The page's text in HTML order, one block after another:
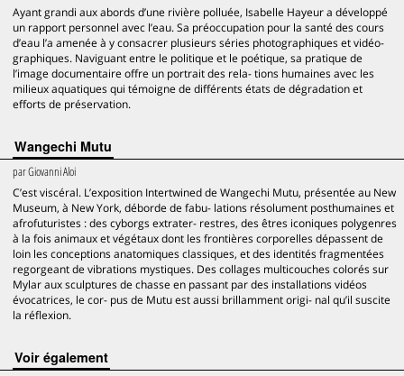
Ayant grandi aux abords d’une rivière polluée, Isabelle Hayeur a développé
un rapport personnel avec l’eau. Sa préoccupation pour la santé des cours
d’eau l’a amenée à y consacrer plusieurs séries photographiques et vidéo-
graphiques. Naviguant entre le politique et le poétique, sa pratique de
l’image documentaire offre un portrait des rela- tions humaines avec les
milieux aquatiques qui témoigne de différents états de dégradation et
efforts de préservation.
Wangechi Mutu
parGiovanni Aloi
C’est viscéral. L’exposition Intertwined de Wangechi Mutu, présentée au New
Museum, à New York, déborde de fabu- lations résolument posthumaines et
afrofuturistes : des cyborgs extrater- restres, des êtres iconiques polygenres
à la fois animaux et végétaux dont les frontières corporelles dépassent de
loin les conceptions anatomiques classiques, et des identités fragmentées
regorgeant de vibrations mystiques. Des collages multicouches colorés sur
Mylar aux sculptures de chasse en passant par des installations vidéos
évocatrices, le cor- pus de Mutu est aussi brillamment origi- nal qu’il suscite
la réflexion.
voir également